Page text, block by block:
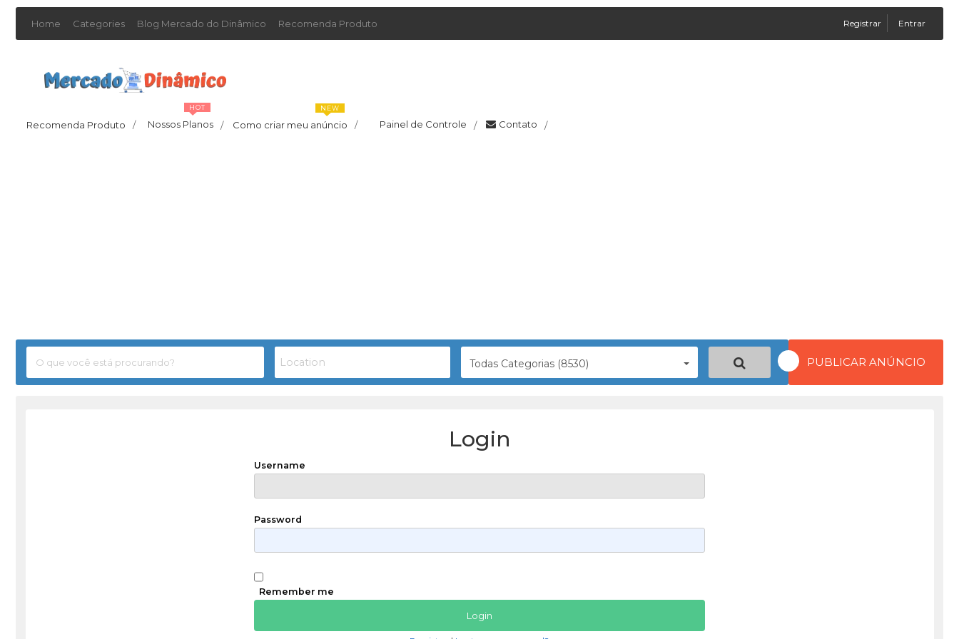
Home Categories Blog Mercado do Dinâmico Recomenda Produto Registrar Entrar
Recomenda Produto / Nossos Planos /
HOT
Como criar meu anúncio /
NEW
Painel de Controle / Contato /
Todas Categorias (8530) PUBLICAR ANÚNCIO
Login
Username
Password
Remember me